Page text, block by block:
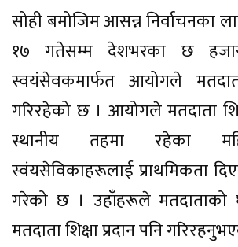
सोही बमोजिम आसन्न निर्वाचनका
१७ गतेसम्म देशभरका छ
स्वयंसेवकमार्फत आयोगले
गरिरहेको छ । आयोगले मतदाता
स्थानीय तहमा रहेका
स्वंयसेविकाहरूलाई प्राथमिकता
गरेको छ । उहाँहरूले मतदाताको
मतदाता शिक्षा प्रदान पनि